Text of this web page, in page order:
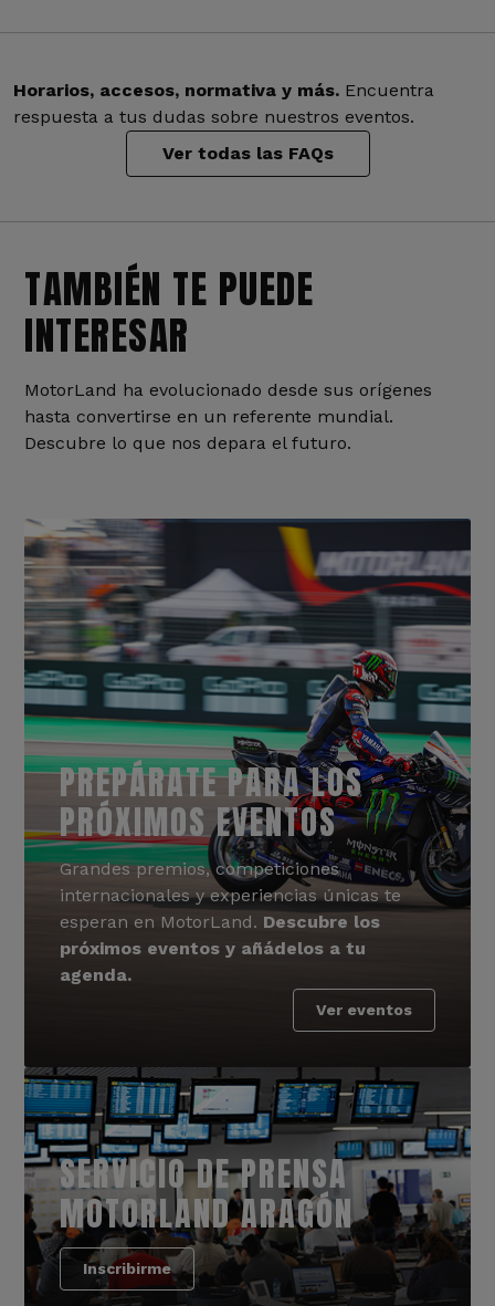
Horarios, accesos, normativa y más. Encuentra
respuesta a tus dudas sobre nuestros eventos.
Ver todas las FAQs
TAMBIÉN TE PUEDE
INTERESAR
MotorLand ha evolucionado desde sus orígenes
hasta convertirse en un referente mundial.
Descubre lo que nos depara el futuro.
PREPÁRATE PARA LOS
PRÓXIMOS EVENTOS
Grandes premios, competiciones
internacionales y experiencias únicas te
esperan en MotorLand. Descubre los
próximos eventos y añádelos a tu
agenda.
Ver eventos
SERVICIO DE PRENSA
MOTORLAND ARAGÓN
Inscribirme